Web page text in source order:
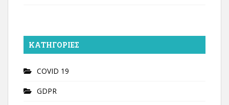
KΑΤΗΓΟΡΊΕΣ
COVID 19
GDPR